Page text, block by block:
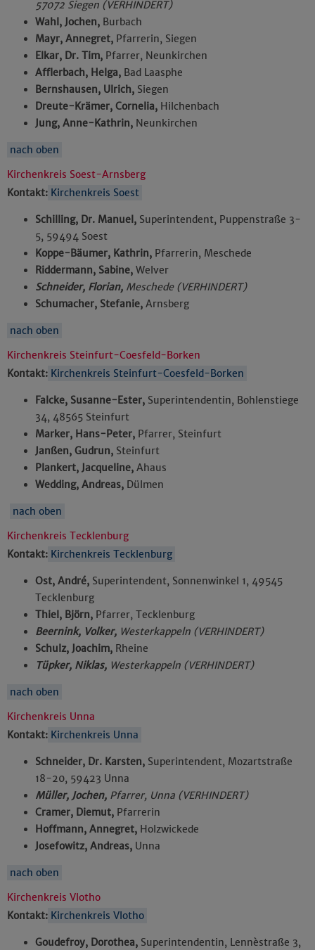
57072 Siegen (VERHINDERT)
Wahl, Jochen, Burbach
Mayr, Annegret, Pfarrerin, Siegen
Elkar, Dr. Tim, Pfarrer, Neunkirchen
Afflerbach, Helga, Bad Laasphe
Bernshausen, Ulrich, Siegen
Dreute-Krämer, Cornelia, Hilchenbach
Jung, Anne-Kathrin, Neunkirchen
nach oben
Kirchenkreis Soest-Arnsberg
Kontakt: Kirchenkreis Soest
Schilling, Dr. Manuel, Superintendent, Puppenstraße 3-
5, 59494 Soest
Koppe-Bäumer, Kathrin, Pfarrerin, Meschede
Riddermann, Sabine, Welver
Schneider, Florian, Meschede (VERHINDERT)
Schumacher, Stefanie, Arnsberg
nach oben
Kirchenkreis Steinfurt-Coesfeld-Borken
Kontakt: Kirchenkreis Steinfurt-Coesfeld-Borken
Falcke, Susanne-Ester, Superintendentin, Bohlenstiege
34, 48565 Steinfurt
Marker, Hans-Peter, Pfarrer, Steinfurt
Janßen, Gudrun, Steinfurt
Plankert, Jacqueline, Ahaus
Wedding, Andreas, Dülmen
nach oben
Kirchenkreis Tecklenburg
Kontakt: Kirchenkreis Tecklenburg
Ost, André, Superintendent, Sonnenwinkel 1, 49545
Tecklenburg
Thiel, Björn, Pfarrer, Tecklenburg
Beernink, Volker, Westerkappeln (VERHINDERT)
Schulz, Joachim, Rheine
Tüpker, Niklas, Westerkappeln (VERHINDERT)
nach oben
Kirchenkreis Unna
Kontakt: Kirchenkreis Unna
Schneider, Dr. Karsten, Superintendent, Mozartstraße
18-20, 59423 Unna
Müller, Jochen, Pfarrer, Unna (VERHINDERT)
Cramer, Diemut, Pfarrerin
Hoffmann, Annegret, Holzwickede
Josefowitz, Andreas, Unna
nach oben
Kirchenkreis Vlotho
Kontakt: Kirchenkreis Vlotho
Goudefroy, Dorothea, Superintendentin, Lennèstraße 3,